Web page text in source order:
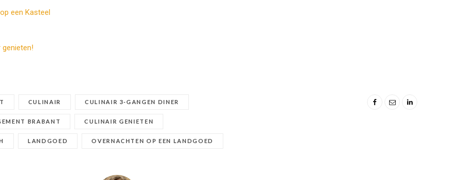
een Kasteel
genieten!
CULINAIR CULINAIR 3-GANGEN DINER
BRABANT CULINAIR GENIETEN
LANDGOED OVERNACHTEN OP EEN LANDGOED